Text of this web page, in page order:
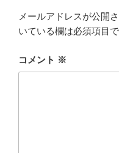
メールアドレスが公開
いている欄は必須項目
コメント ※